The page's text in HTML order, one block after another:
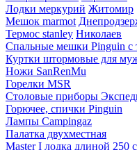
Лодки меркурий Житомир
Мешок marmot
Термос stanley Николаев
Спальные мешки Pinguin с
Куртки штормовые для
Ножи SanRenMu
Горелки MSR
Столовые приборы
Горючее, спички Pinguin
Лампы Campingaz
Палатка двухместная
Master I лодка длиной 250